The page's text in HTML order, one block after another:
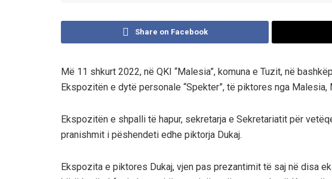
Share on Facebook
Më 11 shkurt 2022, në QKI “Malesia”, komuna e Tuzit, në
Ekspozitën e dytë personale “Spekter”, të piktores nga Malesia,
Ekspozitën e shpalli të hapur, sekretarja e Sekretariatit për
pranishmit i pëshendeti edhe piktorja Dukaj.
Ekspozita e piktores Dukaj, vjen pas prezantimit të saj në disa